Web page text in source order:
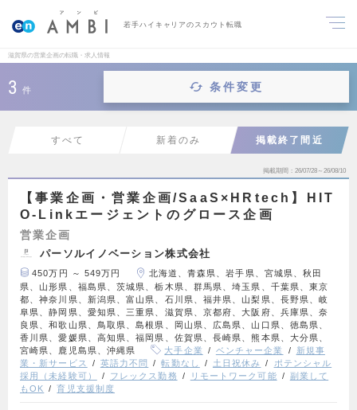
若手ハイキャリアのスカウト転職
滋賀県の営業企画の転職・求人情報
3 件 条件変更
すべて 新着のみ 掲載終了間近
掲載期間 26/07/28～26/08/10
【事業企画・営業企画/SaaS×HRtech】HIT
O-Linkエージェントのグロース企画
営業企画
パーソルイノベーション株式会社
450万円 ～ 549万円
北海道、青森県、岩手県、宮城県、秋田
県、山形県、福島県、茨城県、栃木県、群馬県、埼玉県、千葉県、東京
都、神奈川県、新潟県、富山県、石川県、福井県、山梨県、長野県、岐
阜県、静岡県、愛知県、三重県、滋賀県、京都府、大阪府、兵庫県、奈
良県、和歌山県、鳥取県、島根県、岡山県、広島県、山口県、徳島県、
香川県、愛媛県、高知県、福岡県、佐賀県、長崎県、熊本県、大分県、
宮崎県、鹿児島県、沖縄県
大手企業 ベンチャー企業
新規事
業・新サービス
英語力不問 転勤なし 土日祝休み
ポテンシャル
採用（未経験可）
フレックス勤務 リモートワーク可能
副業して
もOK
育児支援制度